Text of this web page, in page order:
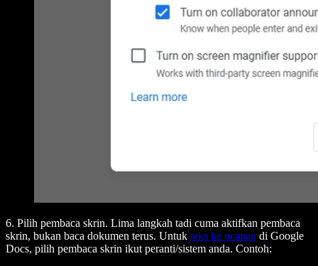
6. Pilih pembaca skrin. Lima langkah tadi cuma aktifkan pembaca
skrin, bukan baca dokumen terus. Untuk teks ke ucapan di Google
Docs, pilih pembaca skrin ikut peranti/sistem anda. Contoh: